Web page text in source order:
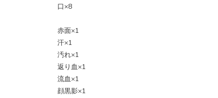
口×8
赤面×1
汗×1
汚れ×1
返り血×1
流血×1
顔黒影×1